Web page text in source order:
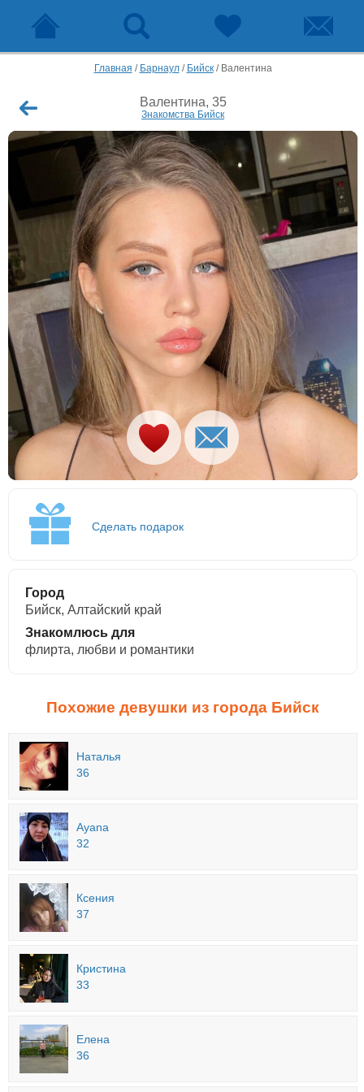
Главная / Барнаул/ Бийск/ Валентина
Валентина, 35
Знакомства Бийск
Сделать подарок
Город
Бийск, Алтайский край
Знакомлюсь для
флирта, любви и романтики
Похожие девушки из города Бийск
Наталья
36
Ayana
32
Ксения
37
Кристина
33
Елена
36